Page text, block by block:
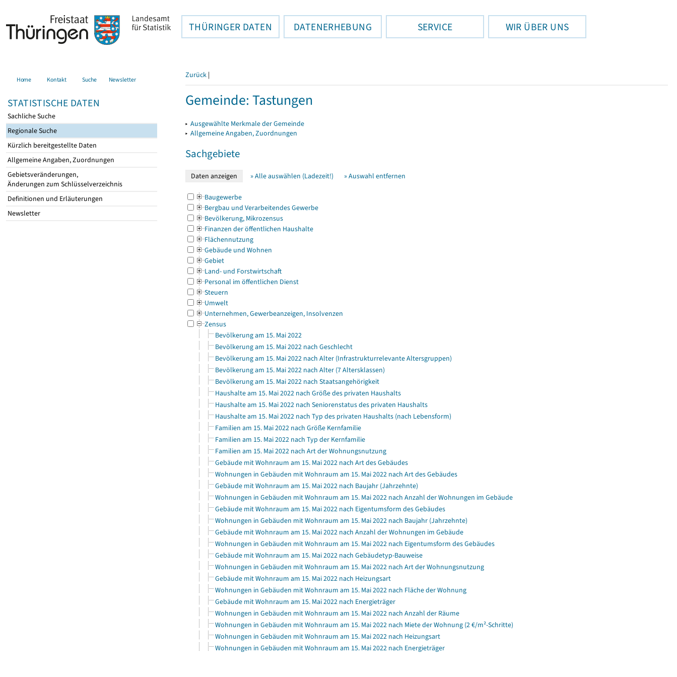
THÜRINGER DATEN DATENERHEBUNG SERVICE WIR ÜBER UNS
Home Kontakt Suche Newsletter
STATISTISCHE DATEN
Sachliche Suche
Regionale Suche
Kürzlich bereitgestellte Daten
Allgemeine Angaben, Zuordnungen
Gebietsveränderungen,
Änderungen zum Schlüsselverzeichnis
Definitionen und Erläuterungen
Newsletter
Zurück |
Gemeinde: Tastungen
▸ Ausgewählte Merkmale der Gemeinde
▸ Allgemeine Angaben, Zuordnungen
Sachgebiete
» Alle auswählen (Ladezeit!) » Auswahl entfernen
Baugewerbe
Bergbau und Verarbeitendes Gewerbe
Bevölkerung, Mikrozensus
Finanzen der öffentlichen Haushalte
Flächennutzung
Gebäude und Wohnen
Gebiet
Land- und Forstwirtschaft
Personal im öffentlichen Dienst
Steuern
Umwelt
Unternehmen, Gewerbeanzeigen, Insolvenzen
Zensus
Bevölkerung am 15. Mai 2022
Bevölkerung am 15. Mai 2022 nach Geschlecht
Bevölkerung am 15. Mai 2022 nach Alter (Infrastrukturrelevante Altersgruppen)
Bevölkerung am 15. Mai 2022 nach Alter (7 Altersklassen)
Bevölkerung am 15. Mai 2022 nach Staatsangehörigkeit
Haushalte am 15. Mai 2022 nach Größe des privaten Haushalts
Haushalte am 15. Mai 2022 nach Seniorenstatus des privaten Haushalts
Haushalte am 15. Mai 2022 nach Typ des privaten Haushalts (nach Lebensform)
Familien am 15. Mai 2022 nach Größe Kernfamilie
Familien am 15. Mai 2022 nach Typ der Kernfamilie
Familien am 15. Mai 2022 nach Art der Wohnungsnutzung
Gebäude mit Wohnraum am 15. Mai 2022 nach Art des Gebäudes
Wohnungen in Gebäuden mit Wohnraum am 15. Mai 2022 nach Art des Gebäudes
Gebäude mit Wohnraum am 15. Mai 2022 nach Baujahr (Jahrzehnte)
Wohnungen in Gebäuden mit Wohnraum am 15. Mai 2022 nach Anzahl der Wohnungen im Gebäude
Gebäude mit Wohnraum am 15. Mai 2022 nach Eigentumsform des Gebäudes
Wohnungen in Gebäuden mit Wohnraum am 15. Mai 2022 nach Baujahr (Jahrzehnte)
Gebäude mit Wohnraum am 15. Mai 2022 nach Anzahl der Wohnungen im Gebäude
Wohnungen in Gebäuden mit Wohnraum am 15. Mai 2022 nach Eigentumsform des Gebäudes
Gebäude mit Wohnraum am 15. Mai 2022 nach Gebäudetyp-Bauweise
Wohnungen in Gebäuden mit Wohnraum am 15. Mai 2022 nach Art der Wohnungsnutzung
Gebäude mit Wohnraum am 15. Mai 2022 nach Heizungsart
Wohnungen in Gebäuden mit Wohnraum am 15. Mai 2022 nach Fläche der Wohnung
Gebäude mit Wohnraum am 15. Mai 2022 nach Energieträger
Wohnungen in Gebäuden mit Wohnraum am 15. Mai 2022 nach Anzahl der Räume
Wohnungen in Gebäuden mit Wohnraum am 15. Mai 2022 nach Miete der Wohnung (2 €/m²-Schritte)
Wohnungen in Gebäuden mit Wohnraum am 15. Mai 2022 nach Heizungsart
Wohnungen in Gebäuden mit Wohnraum am 15. Mai 2022 nach Energieträger